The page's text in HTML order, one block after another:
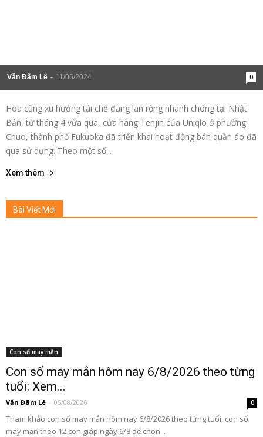
Văn Đãm Lê - 11/06/2024 0
Hòa cùng xu hướng tái chế đang lan rộng nhanh chóng tại Nhật
Bản, từ tháng 4 vừa qua, cửa hàng Tenjin của Uniqlo ở phường
Chuo, thành phố Fukuoka đã triển khai hoạt động bán quần áo đã
qua sử dụng. Theo một số...
Xem thêm
Bài Viết Mới
Con số may mắn
Con số may mắn hôm nay 6/8/2026 theo từng
tuổi: Xem...
Văn Đãm Lê - 05/08/2026 0
Tham khảo con số may mắn hôm nay 6/8/2026 theo từng tuổi, con số
may mắn theo 12 con giáp ngày 6/8 để chọn...